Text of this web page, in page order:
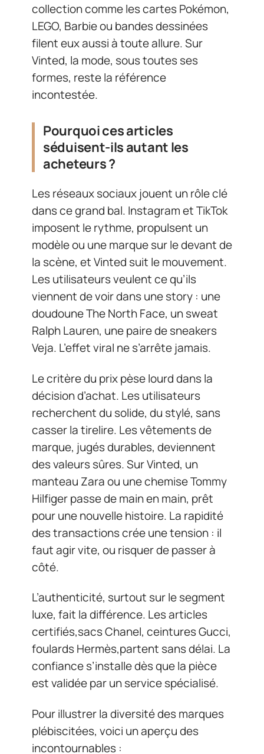
collection comme les cartes Pokémon,
LEGO, Barbie ou bandes dessinées
filent eux aussi à toute allure. Sur
Vinted, la mode, sous toutes ses
formes, reste la référence
incontestée.
Pourquoi ces articles
séduisent-ils autant les
acheteurs ?
Les réseaux sociaux jouent un rôle clé
dans ce grand bal. Instagram et TikTok
imposent le rythme, propulsent un
modèle ou une marque sur le devant de
la scène, et Vinted suit le mouvement.
Les utilisateurs veulent ce qu’ils
viennent de voir dans une story : une
doudoune The North Face, un sweat
Ralph Lauren, une paire de sneakers
Veja. L’effet viral ne s’arrête jamais.
Le critère du prix pèse lourd dans la
décision d’achat. Les utilisateurs
recherchent du solide, du stylé, sans
casser la tirelire. Les vêtements de
marque, jugés durables, deviennent
des valeurs sûres. Sur Vinted, un
manteau Zara ou une chemise Tommy
Hilfiger passe de main en main, prêt
pour une nouvelle histoire. La rapidité
des transactions crée une tension : il
faut agir vite, ou risquer de passer à
côté.
L’authenticité, surtout sur le segment
luxe, fait la différence. Les articles
certifiés,sacs Chanel, ceintures Gucci,
foulards Hermès,partent sans délai. La
confiance s’installe dès que la pièce
est validée par un service spécialisé.
Pour illustrer la diversité des marques
plébiscitées, voici un aperçu des
incontournables :